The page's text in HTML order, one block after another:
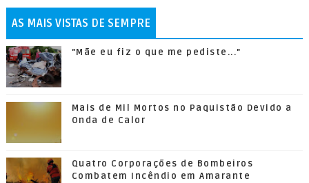
AS MAIS VISTAS DE SEMPRE
"Mãe eu fiz o que me pediste..."
Mais de Mil Mortos no Paquistão Devido a
Onda de Calor
Quatro Corporações de Bombeiros
Combatem Incêndio em Amarante